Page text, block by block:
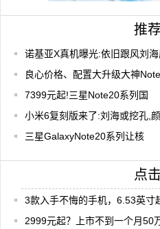
推
诺基亚X真机曝光:依旧跟风刘
良心价格、配置大升级大神
7399元起!三星Note20系列国
小米6复刻版来了:刘海或挖孔,
三星GalaxyNote20系列让核
点
3款入手不悔的手机，6.53英寸
2999元起？上市不到一个月50